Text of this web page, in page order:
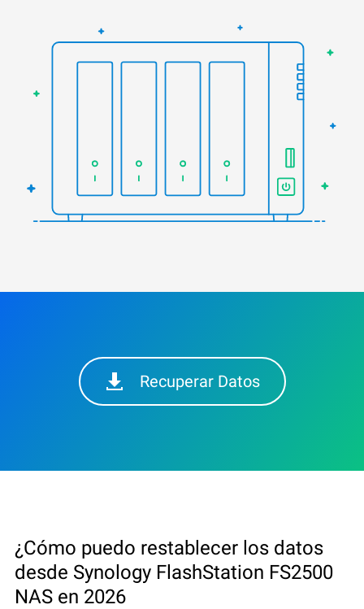
Recuperar Datos
¿Cómo puedo restablecer los datos
desde Synology FlashStation FS2500
NAS en 2026